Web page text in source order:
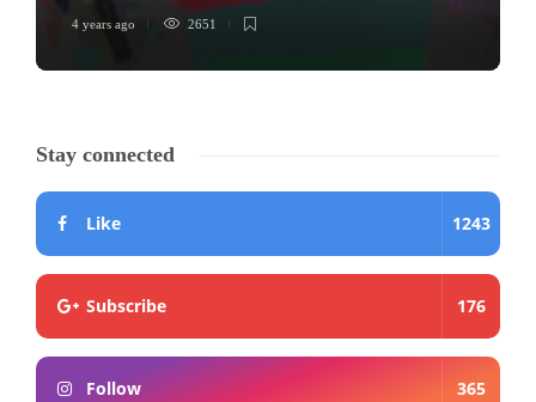
4 years ago 2651
Stay connected
Like 1243
Subscribe 176
Follow 365